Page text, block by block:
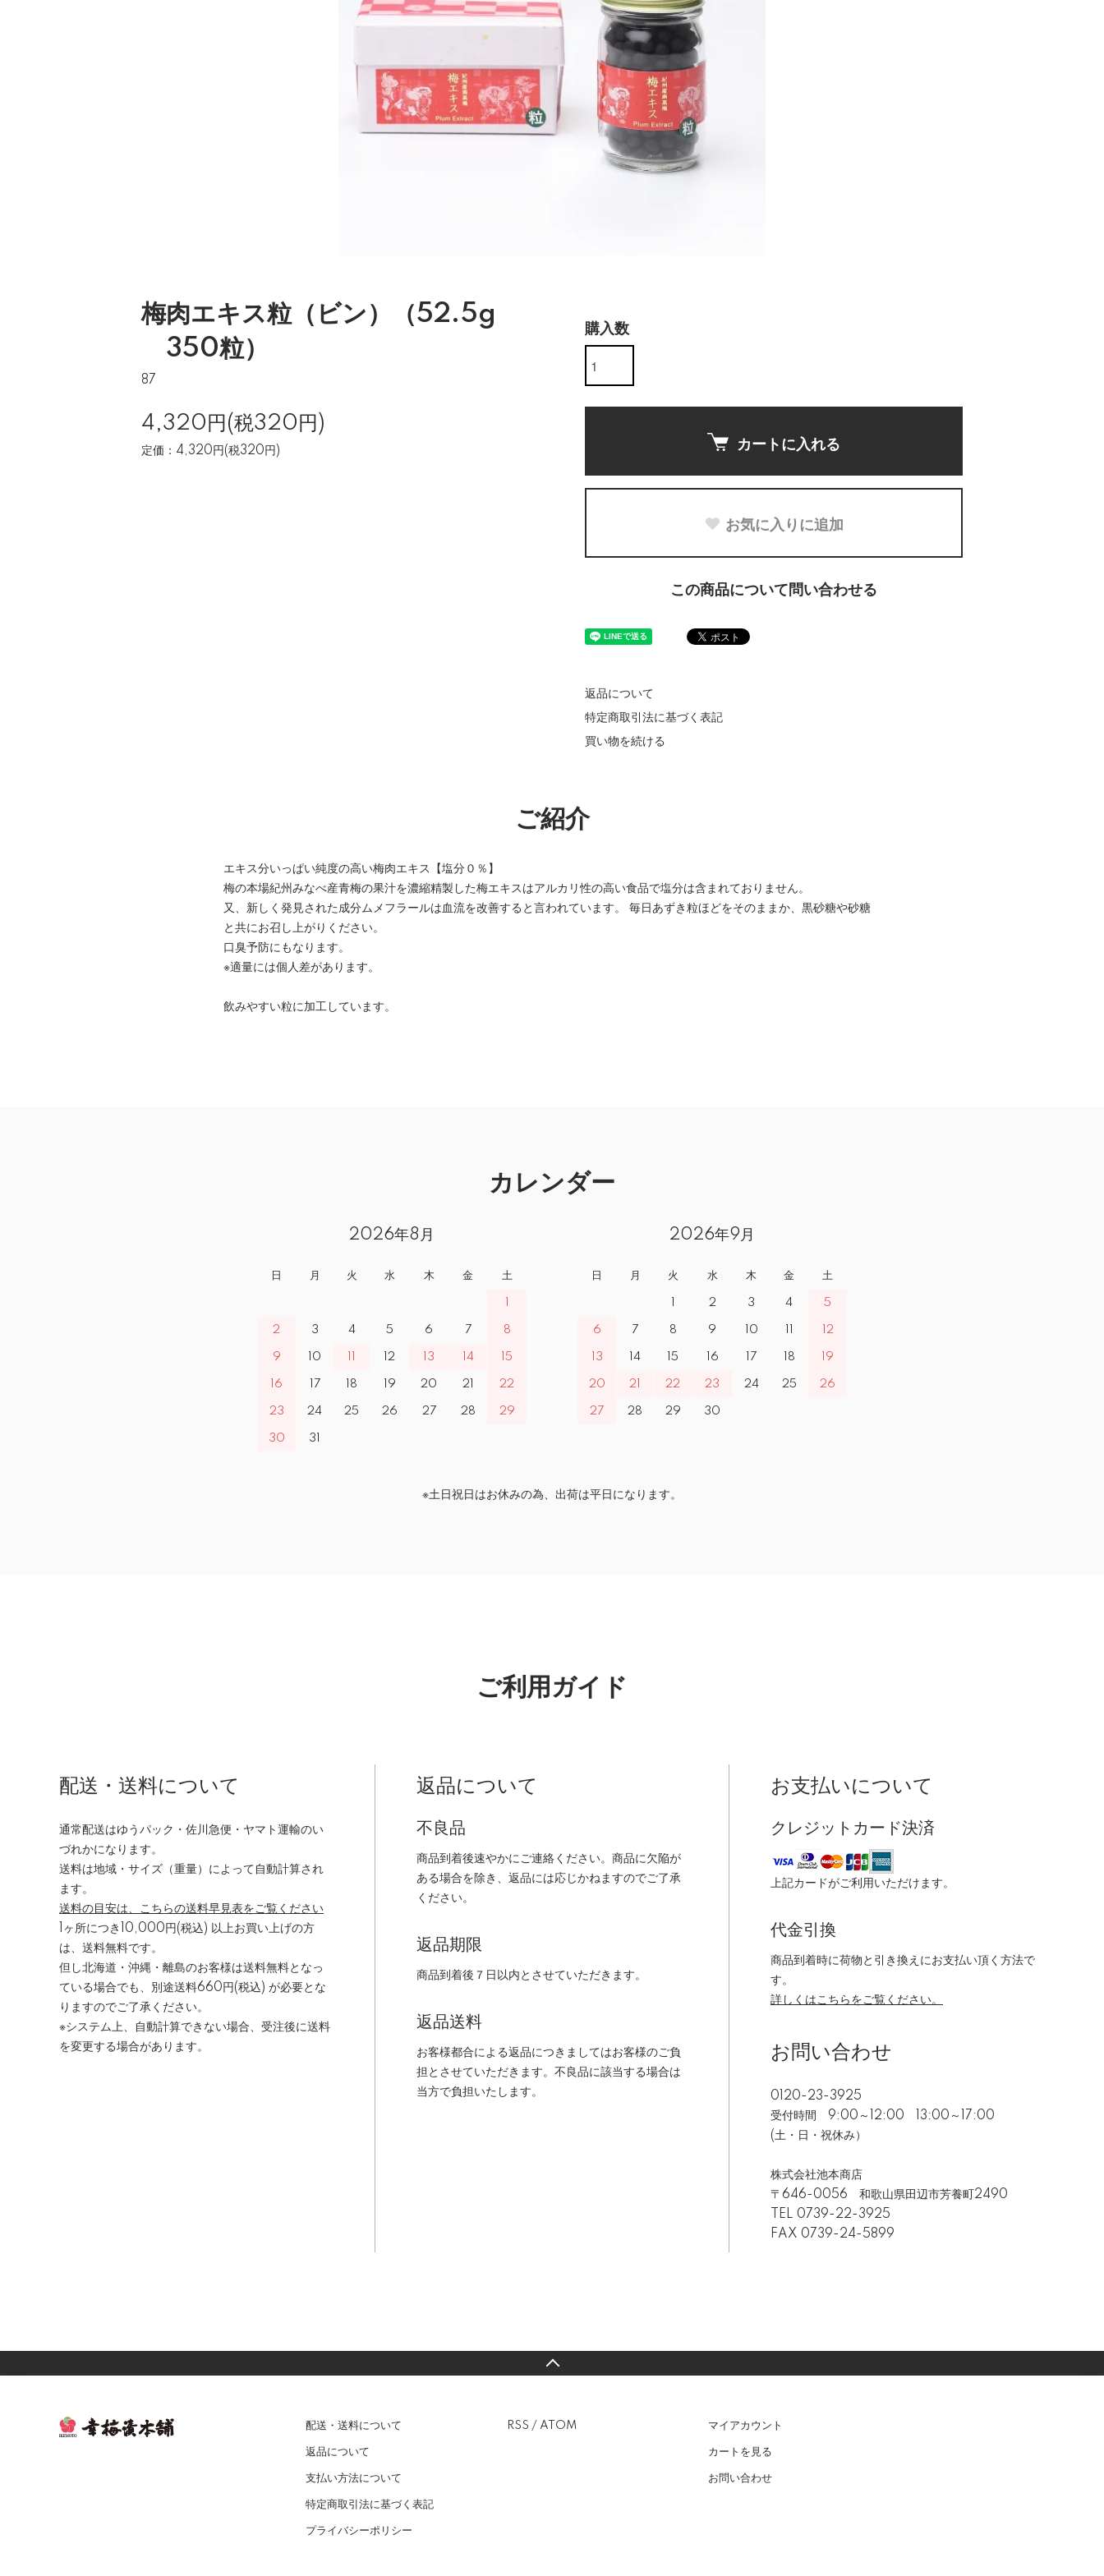
梅肉エキス粒（ビン）（52.5g
350粒）
87
4,320円(税320円)
定価：4,320円(税320円)
購入数
カートに入れる
お気に入りに追加
この商品について問い合わせる
返品について
特定商取引法に基づく表記
買い物を続ける
ご紹介
エキス分いっぱい純度の高い梅肉エキス【塩分０％】
梅の本場紀州みなべ産青梅の果汁を濃縮精製した梅エキスはアルカリ性の高い食品で塩分は含まれておりません。
又、新しく発見された成分ムメフラールは血流を改善すると言われています。 毎日あずき粒ほどをそのままか、黒砂糖や砂糖
と共にお召し上がりください。
口臭予防にもなります。
※適量には個人差があります。
飲みやすい粒に加工しています。
カレンダー
2026年8月
日 月 火 水 木 金 土
2 3 4 5 6 7 8
9 10 12 13 14 15
16 17 18 19 20 21 22
23 24 25 26 27 28 29
30 31
2026年9月
日 月 火 水 木 金 土
2 3 4 5
6 7 8 9 10 12
13 14 15 16 17 18 19
20 21 22 23 24 25 26
27 28 29 30
※土日祝日はお休みの為、出荷は平日になります。
ご利用ガイド
配送・送料について
通常配送はゆうパック・佐川急便・ヤマト運輸のい
づれかになります。
送料は地域・サイズ（重量）によって自動計算され
ます。
送料の目安は、こちらの送料早見表をご覧ください
1ヶ所につき10,000円(税込) 以上お買い上げの方
は、送料無料です。
但し北海道・沖縄・離島のお客様は送料無料となっ
ている場合でも、別途送料660円(税込) が必要とな
りますのでご了承ください。
※システム上、自動計算できない場合、受注後に送料
を変更する場合があります。
返品について
不良品
商品到着後速やかにご連絡ください。商品に欠陥が
ある場合を除き、返品には応じかねますのでご了承
ください。
返品期限
商品到着後７日以内とさせていただきます。
返品送料
お客様都合による返品につきましてはお客様のご負
担とさせていただきます。不良品に該当する場合は
当方で負担いたします。
お支払いについて
クレジットカード決済
上記カードがご利用いただけます。
代金引換
商品到着時に荷物と引き換えにお支払い頂く方法で
す。
詳しくはこちらをご覧ください。
お問い合わせ
0120-23-3925
受付時間 9:00～12:00 13:00～17:00
(土・日・祝休み）
株式会社池本商店
〒646-0056 和歌山県田辺市芳養町2490
TEL 0739-22-3925
FAX 0739-24-5899
配送・送料について
返品について
支払い方法について
特定商取引法に基づく表記
プライバシーポリシー
RSS / ATOM マイアカウント
カートを見る
お問い合わせ